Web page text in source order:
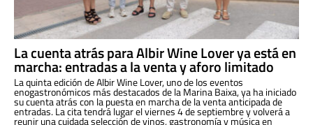
La cuenta atrás para Albir Wine Lover ya está en
marcha: entradas a la venta y aforo limitado
La quinta edición de Albir Wine Lover, uno de los eventos
enogastronómicos más destacados de la Marina Baixa, ya ha iniciado
su cuenta atrás con la puesta en marcha de la venta anticipada de
entradas. La cita tendrá lugar el viernes 4 de septiembre y volverá a
reunir una cuidada selección de vinos, gastronomía y música en